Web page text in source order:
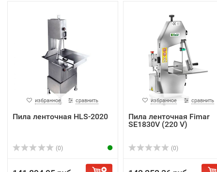
избранное сравнить
Пила ленточная HLS-2020
(0)
избранное сравнить
Пила ленточная Fimar
SE1830V (220 V)
(0)